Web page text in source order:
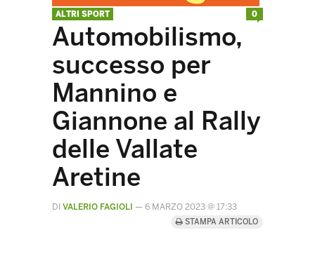
ALTRI SPORT
Automobilismo,
successo per
Mannino e
Giannone al Rally
delle Vallate
Aretine
DI VALERIO FAGIOLI — 6 MARZO 2023 @ 17:33
STAMPA ARTICOLO
0